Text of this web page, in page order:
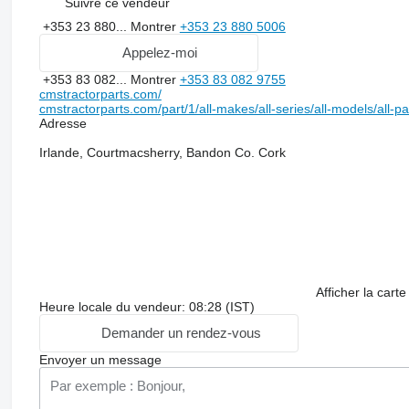
Suivre ce vendeur
+353 23 880... Montrer +353 23 880 5006
Appelez-moi
+353 83 082... Montrer +353 83 082 9755
cmstractorparts.com/
cmstractorparts.com/part/1/all-makes/all-series/all-models/all-
Adresse
Irlande, Courtmacsherry, Bandon Co. Cork
Afficher la carte
Heure locale du vendeur: 08:28 (IST)
Demander un rendez-vous
Envoyer un message